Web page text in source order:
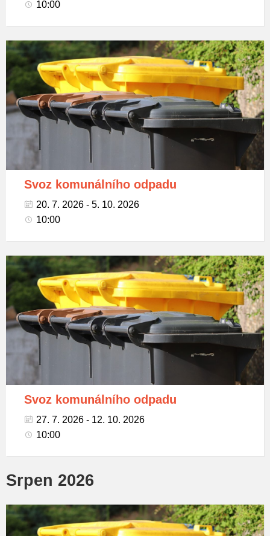
10:00
Popelnice
na
tříděný
odpad
Svoz komunálního odpadu
20. 7. 2026 - 5. 10. 2026
10:00
Popelnice
na
tříděný
odpad
Svoz komunálního odpadu
27. 7. 2026 - 12. 10. 2026
10:00
Srpen 2026
Popelnice
na